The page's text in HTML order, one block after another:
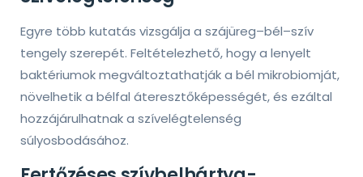
Egyre több kutatás vizsgálja a szájüreg–bél–szív
tengely szerepét. Feltételezhető, hogy a lenyelt
baktériumok megváltoztathatják a bél mikrobiomját,
növelhetik a bélfal áteresztőképességét, és ezáltal
hozzájárulhatnak a szívelégtelenség
súlyosbodásához.